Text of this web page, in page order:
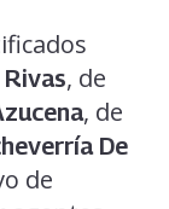
, de
, de
De
de